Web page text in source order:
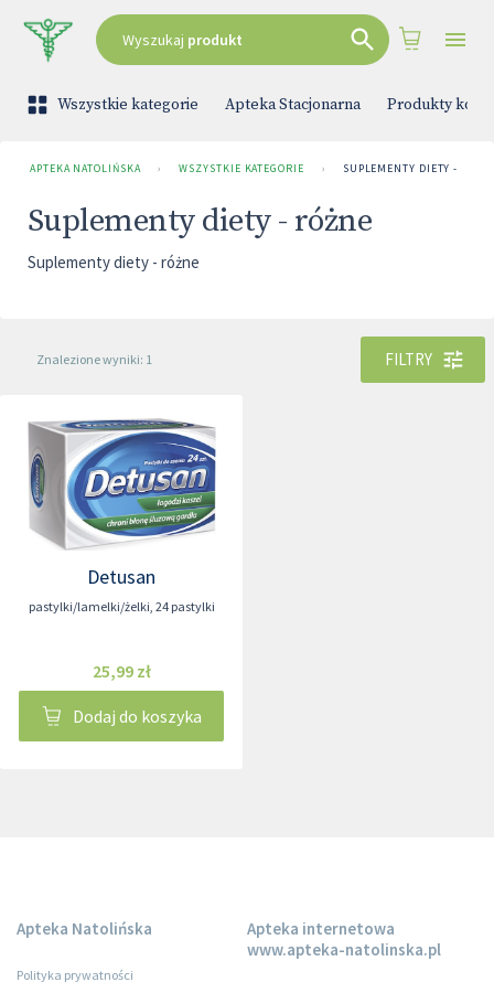
Wyszukaj produkt
Wszystkie kategorie Apteka Stacjonarna Produkty
APTEKA NATOLIŃSKA › WSZYSTKIE KATEGORIE › SUPLEMENTY DIETY -
Suplementy diety - różne
Suplementy diety - różne
Znalezione wyniki: 1 FILTRY
Detusan
pastylki/lamelki/żelki, 24 pastylki
25,99 zł
Dodaj do koszyka
Apteka Natolińska
Polityka prywatności
Apteka internetowa
www.apteka-natolinska.pl